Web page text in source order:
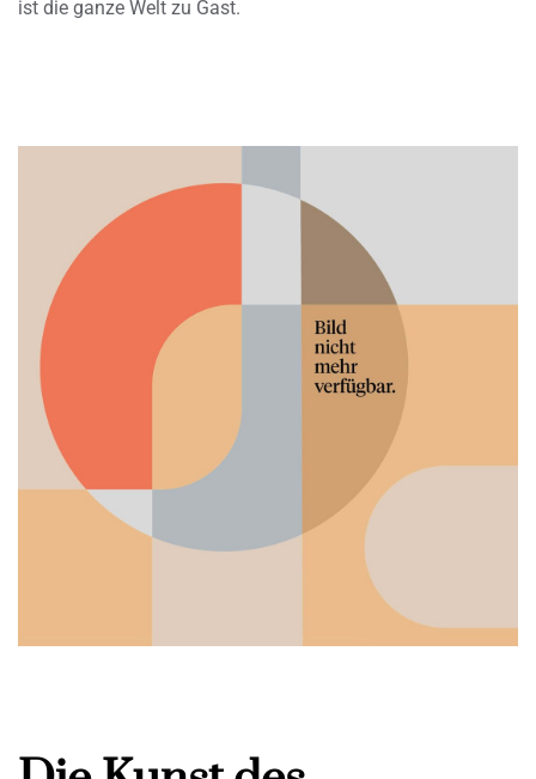
ist die ganze Welt zu Gast.